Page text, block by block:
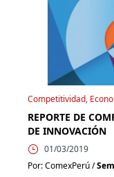
Competitividad,
REPORTE DE
DE INNOVACIÓN
01/03/2019
Por: ComexPerú /